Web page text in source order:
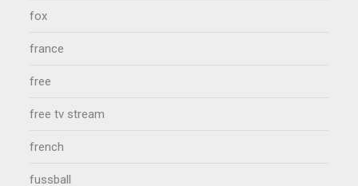
fox
france
free
free tv stream
french
fussball